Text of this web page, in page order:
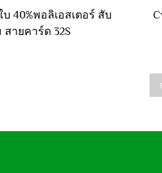
บ 40%พอลิเอสเตอร์ สับ
สายคาร์ด 32S